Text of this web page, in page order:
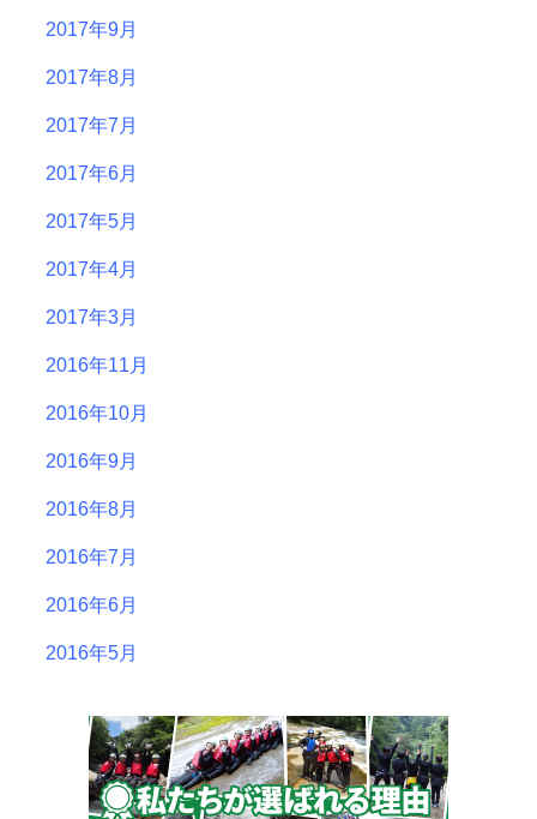
2017年9月
2017年8月
2017年7月
2017年6月
2017年5月
2017年4月
2017年3月
2016年11月
2016年10月
2016年9月
2016年8月
2016年7月
2016年6月
2016年5月